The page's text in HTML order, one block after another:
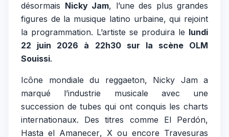
désormais Nicky Jam, l’une des plus grandes
figures de la musique latino urbaine, qui rejoint
la programmation. L’artiste se produira le lundi
22 juin 2026 à 22h30 sur la scène OLM
Souissi.
Icône mondiale du reggaeton, Nicky Jam a
marqué l’industrie musicale avec une
succession de tubes qui ont conquis les charts
internationaux. Des titres comme El Perdón,
Hasta el Amanecer, X ou encore Travesuras